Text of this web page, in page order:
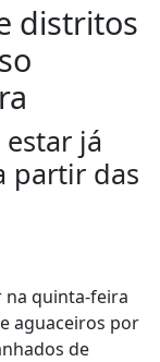
distritos
estar já
partir das
na quinta-feira
aguaceiros por
de